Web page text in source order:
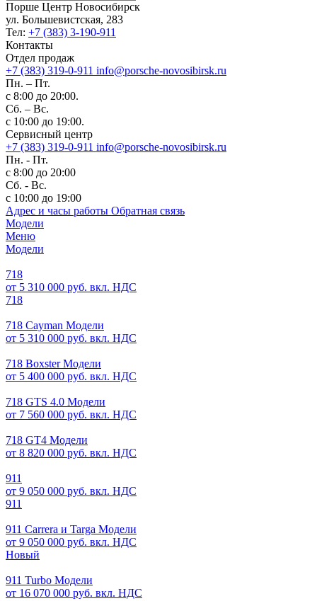
Порше Центр Новосибирск
ул. Большевистская, 283
Тел: +7 (383) 3-190-911
Контакты
Отдел продаж
+7 (383) 319-0-911 info@porsche-novosibirsk.ru
Пн. – Пт.
с 8:00 до 20:00.
Сб. – Вс.
с 10:00 до 19:00.
Сервисный центр
+7 (383) 319-0-911 info@porsche-novosibirsk.ru
Пн. - Пт.
с 8:00 до 20:00
Сб. - Вс.
с 10:00 до 19:00
Адрес и часы работы Обратная связь
Модели
Меню
Модели
718
от 5 310 000 руб. вкл. НДС
718
718 Cayman Модели
от 5 310 000 руб. вкл. НДС
718 Boxster Модели
от 5 400 000 руб. вкл. НДС
718 GTS 4.0 Модели
от 7 560 000 руб. вкл. НДС
718 GT4 Модели
от 8 820 000 руб. вкл. НДС
911
от 9 050 000 руб. вкл. НДС
911
911 Carrera и Targa Модели
от 9 050 000 руб. вкл. НДС
Новый
911 Turbo Модели
от 16 070 000 руб. вкл. НДС